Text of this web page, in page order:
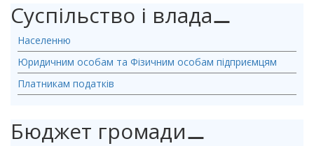
Суспільство і влада⚊
Населенню
Юридичним особам та Фізичним особам підприємцям
Платникам податків
Бюджет громади⚊